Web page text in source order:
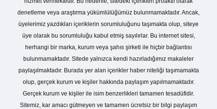
denetleme veya araştırma yükümlülüğümüz bulunmamaktadır. Ancak,
üyelerimiz yazdıkları içeriklerin sorumluluğunu taşımakta olup, siteye
üye olarak bu sorumluluğu kabul etmiş sayılırlar. Bu internet sitesi,
herhangi bir marka, kurum veya şahıs şirketi ile hiçbir bağlantısı
bulunmamaktadır. Sitede yalnızca kendi hazırladığımız makaleler
paylaşılmaktadır. Burada yer alan içerikler haber niteliği taşımamakta
olup, gerçek kurum ve kişiler hakkında paylaşım yapılmamaktadır.
Gerçek kurum ve kişiler ile isim benzerlikleri tamamen tesadüfidir.
Sitemiz, kar amacı gütmeyen ve tamamen ücretsiz bir bilgi paylaşım